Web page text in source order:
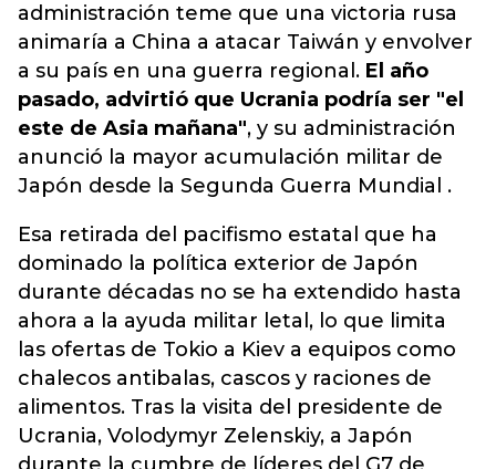
administración teme que una victoria rusa
animaría a China a atacar Taiwán y envolver
a su país en una guerra regional. El año
pasado, advirtió que Ucrania podría ser "el
este de Asia mañana", y su administración
anunció la mayor acumulación militar de
Japón desde la Segunda Guerra Mundial .
Esa retirada del pacifismo estatal que ha
dominado la política exterior de Japón
durante décadas no se ha extendido hasta
ahora a la ayuda militar letal, lo que limita
las ofertas de Tokio a Kiev a equipos como
chalecos antibalas, cascos y raciones de
alimentos. Tras la visita del presidente de
Ucrania, Volodymyr Zelenskiy, a Japón